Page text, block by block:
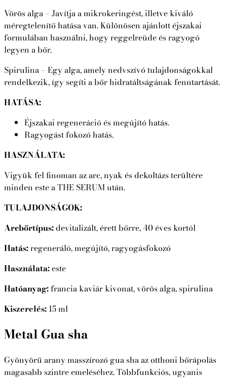
Vörös alga – Javítja a mikrokeringést, illetve kiváló
méregtelenítő hatása van. Különösen ajánlott éjszakai
formulában használni, hogy reggelreüde és ragyogó
legyen a bőr.
Spirulina – Egy alga, amely nedvszívó tulajdonságokkal
rendelkezik, így segíti a bőr hidratáltságának fenntartását.
HATÁSA:
Éjszakai regeneráció és megújító hatás.
Ragyogást fokozó hatás.
HASZNÁLATA:
Vigyük fel finoman az arc, nyak és dekoltázs terültére
minden este a THE SERUM után.
TULAJDONSÁGOK:
Arcbőrtípus:devitalizált, érett bőrre, 40 éves kortól
Hatás:regeneráló, megújító, ragyogásfokozó
Használata:este
Hatóanyag:francia kaviár kivonat, vörös alga, spirulina
Kiszerelés: 15 ml
Metal Gua sha
Gyönyörű arany masszírozó gua sha az otthoni bőrápolás
magasabb szintre emeléséhez. Többfunkciós, ugyanis